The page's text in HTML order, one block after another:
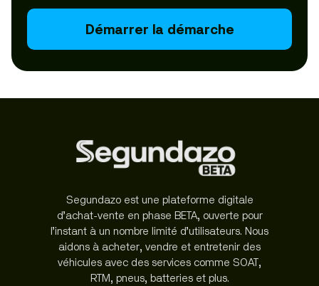
Démarrer la démarche
Segundazo est une plateforme digitale
d’achat-vente en phase BETA, ouverte pour
l’instant à un nombre limité d’utilisateurs. Nous
aidons à acheter, vendre et entretenir des
véhicules avec des services comme SOAT,
RTM, pneus, batteries et plus.